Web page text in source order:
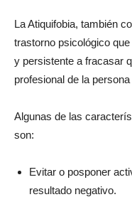
La Atiquifobia, también
trastorno psicológico
y persistente a fracasar
profesional de la
Algunas de las
son:
Evitar o posponer
resultado negativo.